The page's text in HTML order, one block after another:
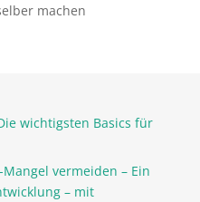
machen
wichtigsten Basics für
vermeiden – Ein
– mit